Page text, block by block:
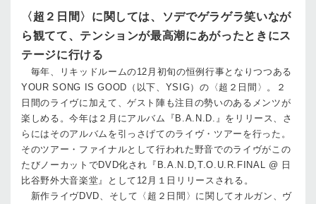
〈超２日間〉に関しては、ソデでゲラゲラ笑いなが
ら観てて、テンションが最高潮にあがったときにス
テージに行ける
毎年、リキッドルームの12月初旬の恒例行事となりつつある
YOUR SONG IS GOOD（以下、YSIG）の〈超２日間〉。２
日間のライヴに加えて、ゲスト陣も注目の勢いのあるメンツが
楽しめる。今年は２月にアルバム『B.A.N.D.』をリリース、さ
らにはそのアルバムを引っさげてのライヴ・ツアーを行った。
そのツアー・ファイナルとして行われた野音でのライヴがこの
たびノーカットでDVD化され『B.A.N.D,T.O.U.R.FINAL @ 日
比谷野外大音楽堂』として12月１日リリースされる。
新作ライヴDVD、そして〈超２日間〉に関してオルガン、ヴ